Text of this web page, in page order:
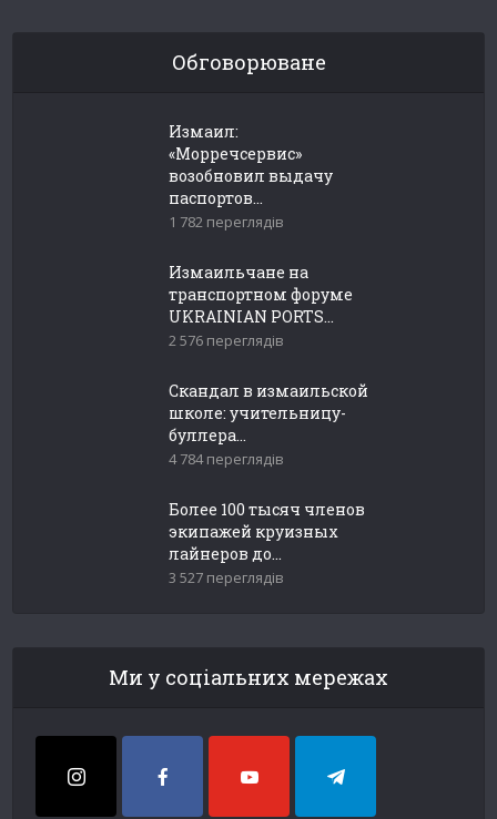
Обговорюване
Измаил:
«Морречсервис»
возобновил выдачу
паспортов...
1 782 переглядів
Измаильчане на
транспортном форуме
UKRAINIAN PORTS...
2 576 переглядів
Скандал в измаильской
школе: учительницу-
буллера...
4 784 переглядів
Более 100 тысяч членов
экипажей круизных
лайнеров до...
3 527 переглядів
Ми у соціальних мережах